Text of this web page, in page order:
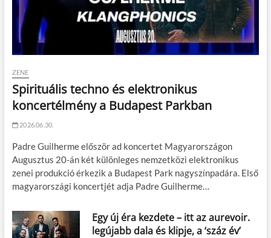
ZENE
Spirituális techno és elektronikus
koncertélmény a Budapest Parkban
2026.06.30.
Padre Guilherme először ad koncertet Magyarországon
Augusztus 20-án két különleges nemzetközi elektronikus
zenei produkció érkezik a Budapest Park nagyszínpadára. Első
magyarországi koncertjét adja Padre Guilherme…
Egy új éra kezdete – itt az aurevoir.
legújabb dala és klipje, a ‘száz év’